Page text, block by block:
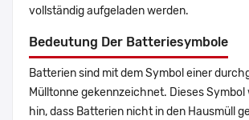
vollständig aufgeladen werden.
Bedeutung Der Batteriesymbole
Batterien sind mit dem Symbol einer
Mülltonne gekennzeichnet. Dieses
hin, dass Batterien nicht in den Hausmüll